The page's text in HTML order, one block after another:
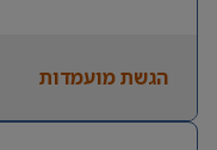
משרה מלאה | ימים א-ה | 6:30-
הגשת מועמדות